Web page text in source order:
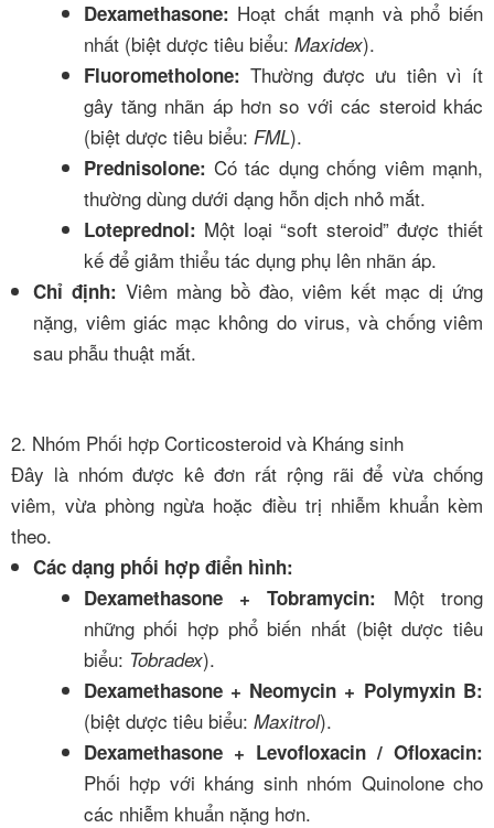
Dexamethasone: Hoạt chất mạnh và phổ biến
nhất (biệt dược tiêu biểu: Maxidex).
Fluorometholone: Thường được ưu tiên vì ít
gây tăng nhãn áp hơn so với các steroid khác
(biệt dược tiêu biểu: FML).
Prednisolone: Có tác dụng chống viêm mạnh,
thường dùng dưới dạng hỗn dịch nhỏ mắt.
Loteprednol: Một loại “soft steroid” được thiết
kế để giảm thiểu tác dụng phụ lên nhãn áp.
Chỉ định: Viêm màng bồ đào, viêm kết mạc dị ứng
nặng, viêm giác mạc không do virus, và chống viêm
sau phẫu thuật mắt.
2. Nhóm Phối hợp Corticosteroid và Kháng sinh
Đây là nhóm được kê đơn rất rộng rãi để vừa chống
viêm, vừa phòng ngừa hoặc điều trị nhiễm khuẩn kèm
theo.
Các dạng phối hợp điển hình:
Dexamethasone + Tobramycin:
Một trong
những phối hợp phổ biến nhất (biệt dược tiêu
biểu: Tobradex).
Dexamethasone + Neomycin + Polymyxin B:
(biệt dược tiêu biểu: Maxitrol).
Dexamethasone + Levofloxacin / Ofloxacin:
Phối hợp với kháng sinh nhóm Quinolone cho
các nhiễm khuẩn nặng hơn.